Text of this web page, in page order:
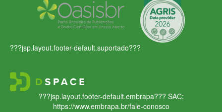
???jsp.layout.footer-default.suportado???
???jsp.layout.footer-default.embrapa??? SAC:
https://www.embrapa.br/fale-conosco